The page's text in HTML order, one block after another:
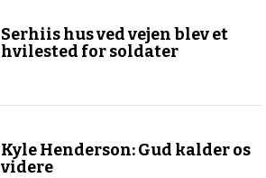
Serhiis hus ved vejen blev et
hvilested for soldater
Kyle Henderson: Gud kalder os
videre